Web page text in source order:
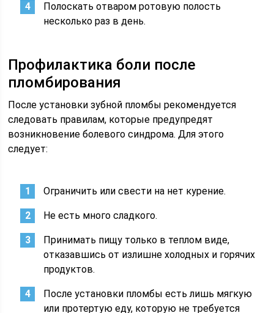
Полоскать отваром ротовую полость
несколько раз в день.
Профилактика боли после
пломбирования
После установки зубной пломбы рекомендуется
следовать правилам, которые предупредят
возникновение болевого синдрома. Для этого
следует:
Ограничить или свести на нет курение.
Не есть много сладкого.
Принимать пищу только в теплом виде,
отказавшись от излишне холодных и горячих
продуктов.
После установки пломбы есть лишь мягкую
или протертую еду, которую не требуется